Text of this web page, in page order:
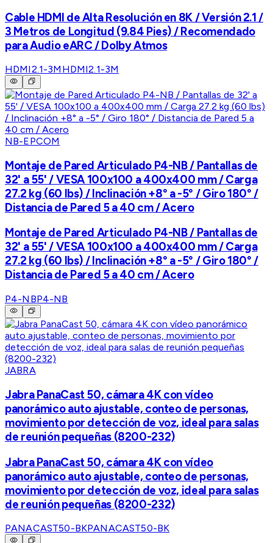
Cable HDMI de Alta Resolución en 8K / Versión 2.1 /
3 Metros de Longitud (9.84 Pies) / Recomendado
para Audio eARC / Dolby Atmos
HDMI2.1-3M HDMI2.1-3M
NB-EPCOM
Montaje de Pared Articulado P4-NB / Pantallas de
32' a 55' / VESA 100x100 a 400x400 mm / Carga
27.2 kg (60 lbs) / Inclinación +8° a -5° / Giro 180° /
Distancia de Pared 5 a 40 cm / Acero
Montaje de Pared Articulado P4-NB / Pantallas de
32' a 55' / VESA 100x100 a 400x400 mm / Carga
27.2 kg (60 lbs) / Inclinación +8° a -5° / Giro 180° /
Distancia de Pared 5 a 40 cm / Acero
P4-NBP4-NB
JABRA
Jabra PanaCast 50, cámara 4K con vídeo
panorámico auto ajustable, conteo de personas,
movimiento por detección de voz, ideal para salas
de reunión pequeñas (8200-232)
Jabra PanaCast 50, cámara 4K con vídeo
panorámico auto ajustable, conteo de personas,
movimiento por detección de voz, ideal para salas
de reunión pequeñas (8200-232)
PANACAST50-BKPANACAST50-BK